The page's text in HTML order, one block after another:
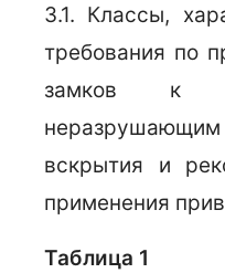
3.1. Классы,
требования по
замков к
вскрытия и
применения
Таблица 1